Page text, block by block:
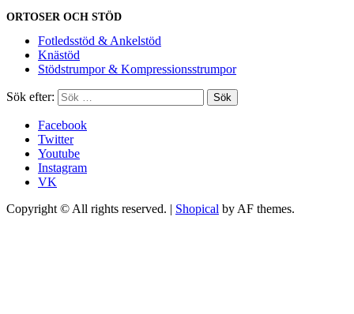
ORTOSER OCH STÖD
Fotledsstöd & Ankelstöd
Knästöd
Stödstrumpor & Kompressionsstrumpor
Sök efter:
Facebook
Twitter
Youtube
Instagram
VK
Copyright © All rights reserved. | Shopical by AF themes.